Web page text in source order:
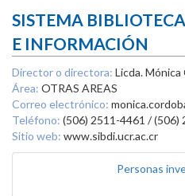
SISTEMA
E INFORMACIÓN
Director o directora: Licda. Mónica
Área: OTRAS AREAS
Correo electrónico:
Teléfono: (506) 2511-4461 / (506)
Sitio web: www.sibdi.ucr.ac.cr
Personas